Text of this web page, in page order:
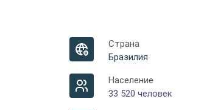
Страна
Бразилия
Население
33 520 человек